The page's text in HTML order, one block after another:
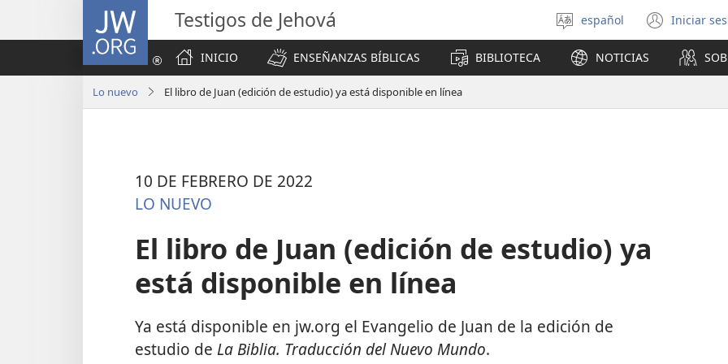
JW.ORG Testigos de Jehová
Seleccionar
idioma
español Iniciar(abre
una
nueva
INICIO
ENSEÑANZAS BÍBLICAS BIBLIOTECA NOTICIAS
Lo nuevo El libro de Juan (edición de estudio) ya está disponible en línea
10 DE FEBRERO DE 2022
LO NUEVO
El libro de Juan (edición de estudio) ya
está disponible en línea
Ya está disponible en jw.org el Evangelio de Juan de la edición de
estudio de La Biblia. Traducción del Nuevo Mundo.